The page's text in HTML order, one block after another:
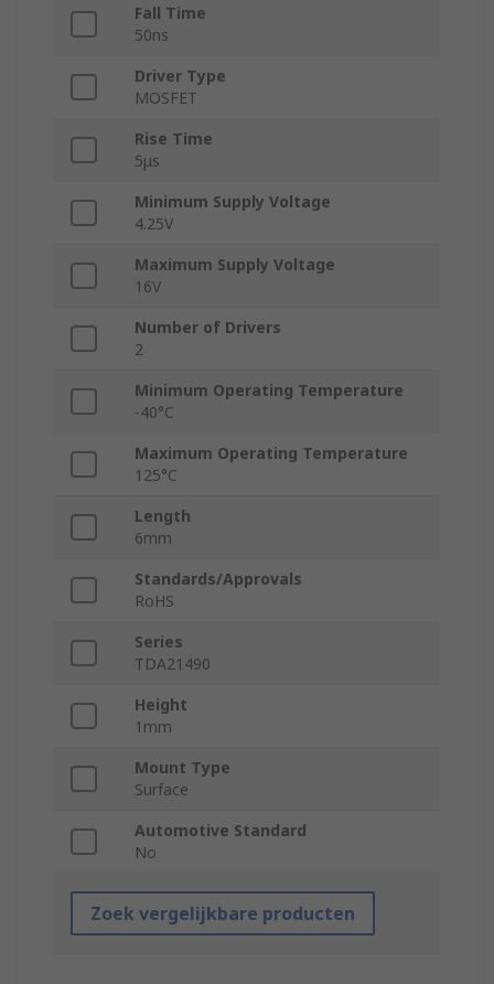
Fall Time
50ns
Driver Type
MOSFET
Rise Time
5μs
Minimum Supply Voltage
4.25V
Maximum Supply Voltage
16V
Number of Drivers
2
Minimum Operating Temperature
-40°C
Maximum Operating Temperature
125°C
Length
6mm
Standards/Approvals
RoHS
Series
TDA21490
Height
1mm
Mount Type
Surface
Automotive Standard
No
Zoek vergelijkbare producten